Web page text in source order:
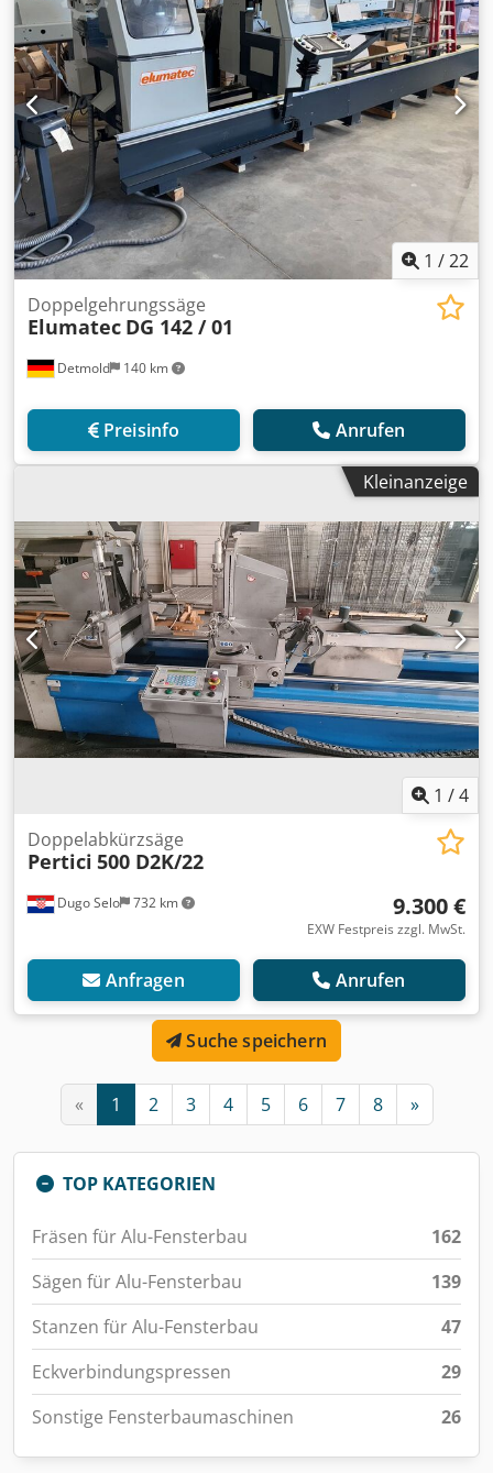
1 /22
Detmold 140 km
Doppelgehrungssäge
Elumatec DG 142 / 01
Preisinfo Anrufen
Kleinanzeige
1 /4
Dugo Selo 732 km
Doppelabkürzsäge
Pertici 500 D2K/22
9.300 €
EXW Festpreis zzgl. MwSt.
Anfragen Anrufen
Suche speichern
« 1 2 3 4 5 6 7 8 »
TOP KATEGORIEN
Fräsen für Alu-Fensterbau
162
Sägen für Alu-Fensterbau
139
Stanzen für Alu-Fensterbau
47
Eckverbindungspressen
29
Sonstige Fensterbaumaschinen
26